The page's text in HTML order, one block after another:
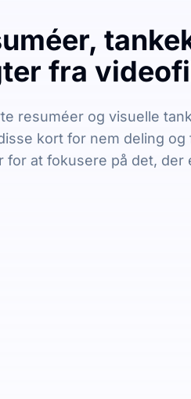
fra
resuméer og visuelle
kort for nem deling
for at fokusere på det, der